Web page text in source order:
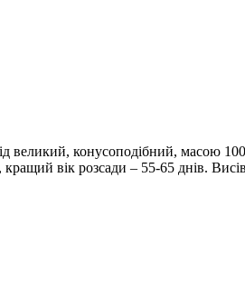
конусоподібний, масою
вік розсади – 55-65 днів.